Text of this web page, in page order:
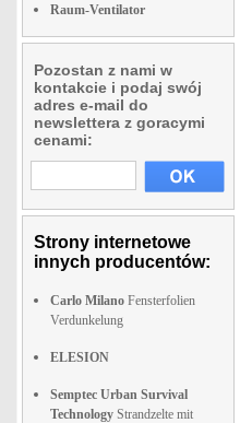
Raum-Ventilator
Pozostan z nami w
kontakcie i podaj swój
adres e-mail do
newslettera z goracymi
cenami:
Strony internetowe
innych producentów:
Carlo Milano Fensterfolien
Verdunkelung
ELESION
Semptec Urban Survival
Technology Strandzelte mit